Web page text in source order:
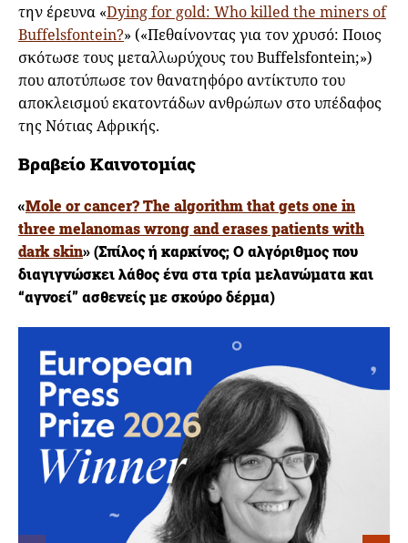
την έρευνα «Dying for gold: Who killed the miners of
Buffelsfontein?» («Πεθαίνοντας για τον χρυσό: Ποιος
σκότωσε τους μεταλλωρύχους του Buffelsfontein;»)
που αποτύπωσε τον θανατηφόρο αντίκτυπο του
αποκλεισμού εκατοντάδων ανθρώπων στο υπέδαφος
της Νότιας Αφρικής.
Βραβείο Καινοτομίας
«Mole or cancer? The algorithm that gets one in
three melanomas wrong and erases patients with
dark skin» (Σπίλος ή καρκίνος; Ο αλγόριθμος που
διαγιγνώσκει λάθος ένα στα τρία μελανώματα και
“αγνοεί” ασθενείς με σκούρο δέρμα)